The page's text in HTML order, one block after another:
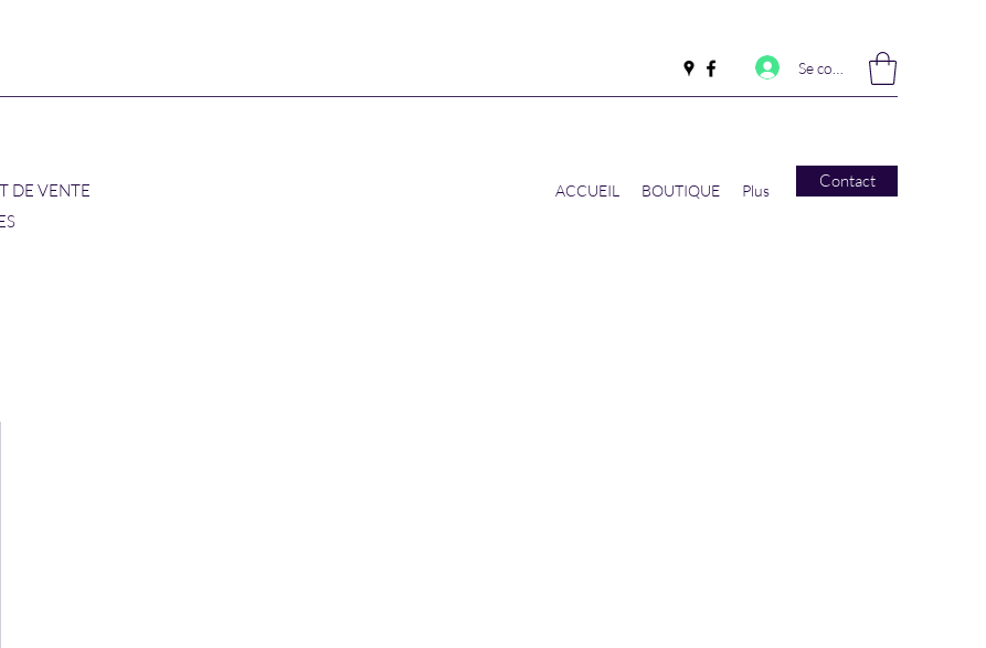
Se connecter
DE VENTE
ACCUEIL BOUTIQUE Plus Contact